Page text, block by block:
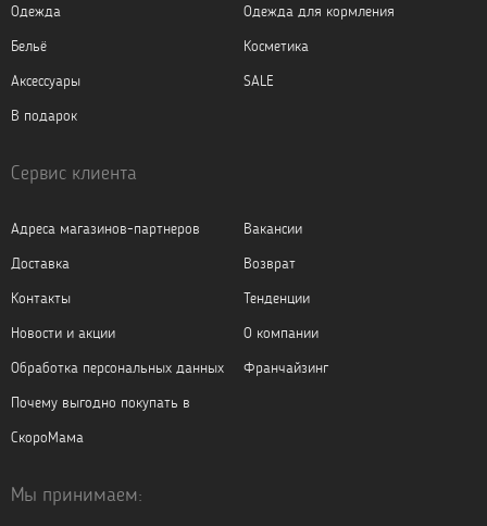
Одежда
Одежда для кормления
Бельё
Косметика
Аксессуары
SALE
В подарок
Сервис клиента
Адреса магазинов-партнеров
Вакансии
Доставка
Возврат
Контакты
Тенденции
Новости и акции
О компании
Обработка персональных данных
Франчайзинг
Почему выгодно покупать в
СкороМама
Мы принимаем: